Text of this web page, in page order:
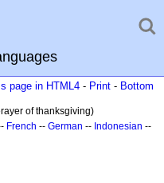
page in HTML4 - Print - Bottom
of thanksgiving)
French -- German -- Indonesian --